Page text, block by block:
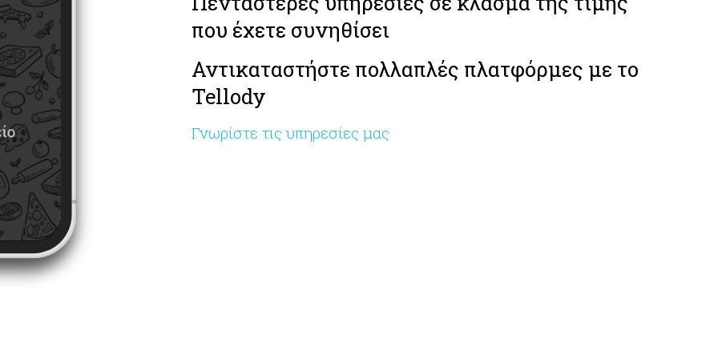
40%
που έχετε συνηθίσει
Αντικαταστήστε πολλαπλές πλατφόρμες με το
Tellody
Γνωρίστε τις υπηρεσίες μας